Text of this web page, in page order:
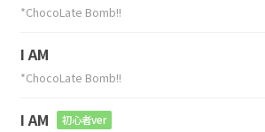
*ChocoLate Bomb!!
I AM
*ChocoLate Bomb!!
I AM 初心者ver